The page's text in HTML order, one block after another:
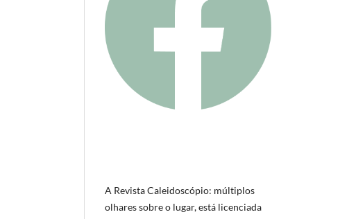
A Revista Caleidoscópio: múltiplos
olhares sobre o lugar, está licenciada